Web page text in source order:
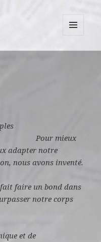
mieux
adapter notre
nous avons inventé.
faire un bond dans
notre corps
et de